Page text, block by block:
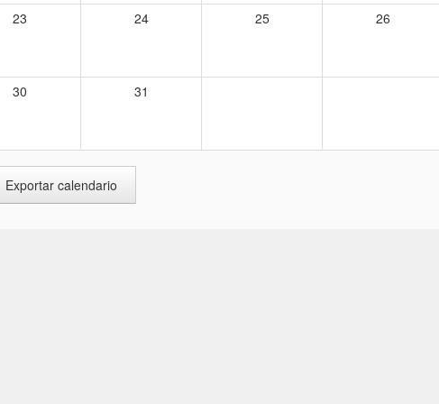
23 24 25 26
30 31